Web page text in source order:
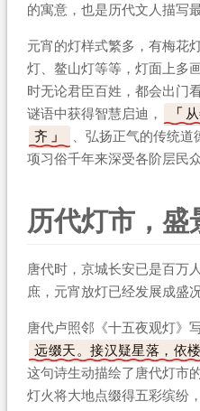
的寓意，也是历代文人描写
元宵的灯样式繁多，有梅花
灯、鳌山灯等等，灯面上多
时无论君臣百姓，都会出门
谜语中获得智慧启迪，
齐
、弘扬正气的传统
项习俗千年来深受各阶层民众
历代灯市，盛
唐代时，京城长安已是百万
庶，元宵放灯已经发展成盛
唐代卢照邻《十五夜观灯》
远缀天。接汉疑星落，依
这句诗生动描绘了唐代灯市
灯火将大地点缀得五彩缤纷